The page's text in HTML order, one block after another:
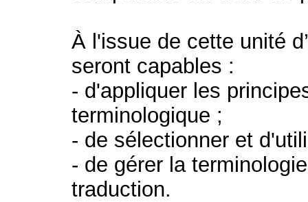
À l'issue de cette unité
seront capables :
- d'appliquer les
terminologique ;
- de sélectionner et
- de gérer la
traduction.